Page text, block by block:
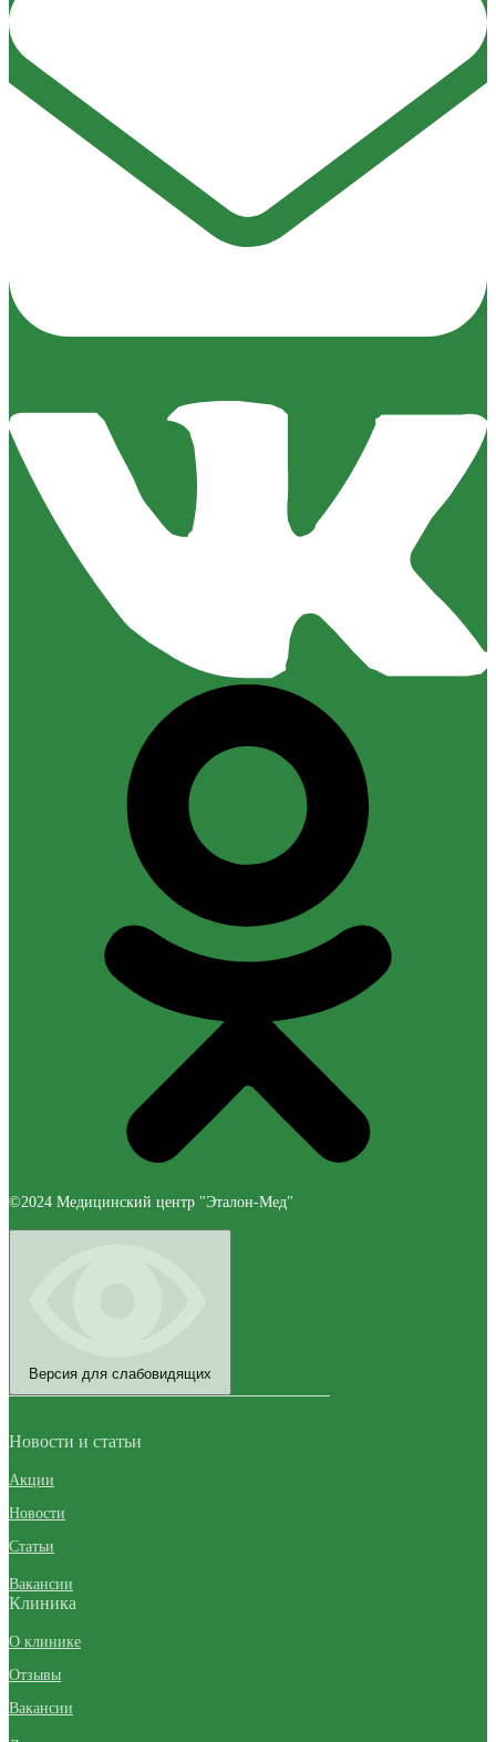
©2024 Медицинский центр "Эталон-Мед"
Версия для слабовидящих
Новости и статьи
Акции
Новости
Статьи
Вакансии
Клиника
О клинике
Отзывы
Вакансии